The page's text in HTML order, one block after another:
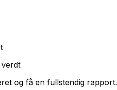
og få en fullstendig rapport.